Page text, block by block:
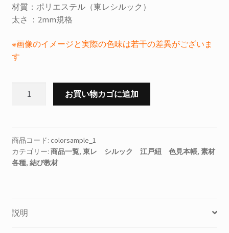
開
材質：ポリエステル（東レシルック）
太さ ：2mm規格
※画像のイメージと実際の色味は若干の差異がございま
す
ッ
ク
江
見
お買い物カゴに追加
商品コード: colorsample_1
カテゴリー: 商品一覧, 東レ シルック 江戸紐 色見本帳, 素材
各種, 結び教材
説明